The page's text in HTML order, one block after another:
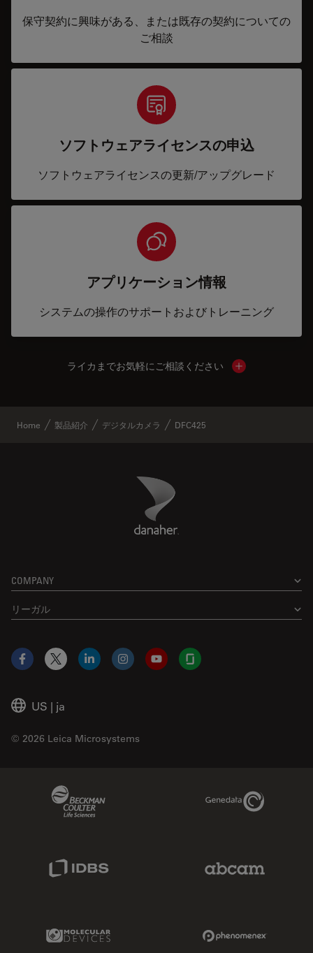
保守契約に興味がある、または既存の契約についての
ご相談
ソフトウェアライセンスの申込
ソフトウェアライセンスの更新/アップグレード
アプリケーション情報
システムの操作のサポートおよびトレーニング
ライカまでお気軽にご相談ください Show local
Home 製品紹介 デジタルカメラ DFC425
Danaher Logo
COMPANY
リーガル
US | ja
© 2026 Leica Microsystems
Facebook
X LinkedInInstagramYouTubeGlassdoor
Genedata Link
Molecular Devices Link